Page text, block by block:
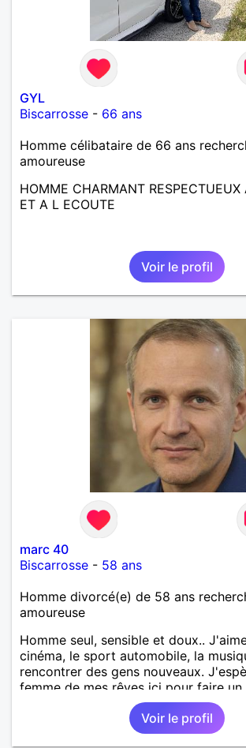
GYL
Biscarrosse - 66 ans
Homme célibataire de 66 ans
amoureuse
HOMME CHARMANT RESPECTUEUX
ET A L ECOUTE
Voir le profil
marc 40
Biscarrosse - 58 ans
Homme divorcé(e) de 58 ans
amoureuse
Homme seul, sensible et doux..
cinéma, le sport automobile, la
rencontrer des gens nouveaux.
femme de mes rêves ici pour faire
Voir le profil